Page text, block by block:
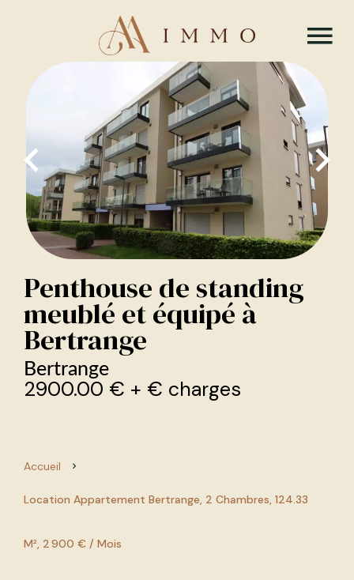
Penthouse de standing
meublé et équipé à
Bertrange
Bertrange
2900.00 € + € charges
Accueil
Location Appartement Bertrange, 2 Chambres, 124.33
M², 2 900 € / Mois